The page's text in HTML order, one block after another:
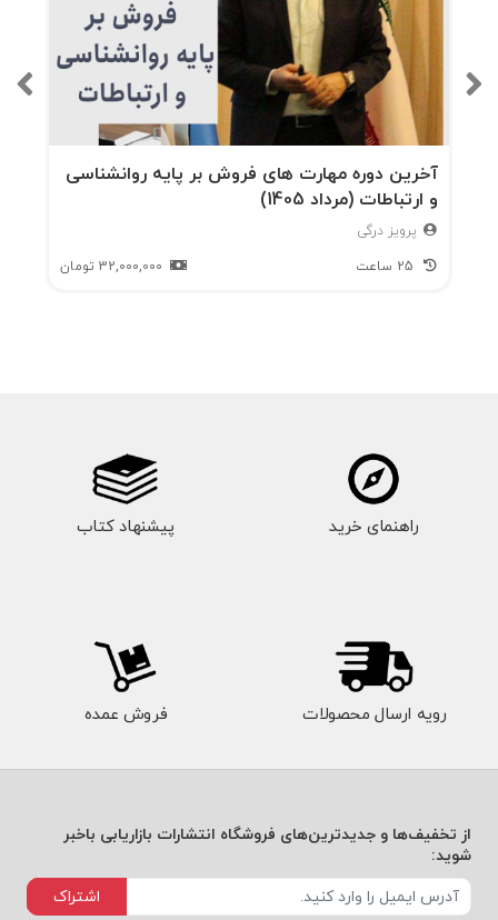
آخرین دوره مهارت های فروش بر پایه روانشناسی
و ارتباطات (مرداد 1405)
پرویز درگی
32,000,000 تومان
راهنمای خرید پیشنهاد کتاب
رویه ارسال محصولات فروش عمده
از تخفیف‌ها و جدیدترین‌های فروشگاه انتشارات بازاریابی باخبر
شوید:
اشتراک